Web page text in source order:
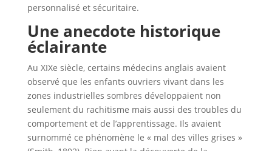
personnalisé et sécuritaire.
Une anecdote historique
éclairante
Au XIXe siècle, certains médecins anglais avaient
observé que les enfants ouvriers vivant dans les
zones industrielles sombres développaient non
seulement du rachitisme mais aussi des troubles du
comportement et de l’apprentissage. Ils avaient
surnommé ce phénomène le « mal des villes grises »